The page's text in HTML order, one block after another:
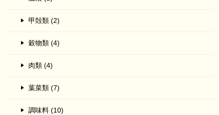
甲殻類 (2)
穀物類 (4)
肉類 (4)
葉菜類 (7)
調味料 (10)